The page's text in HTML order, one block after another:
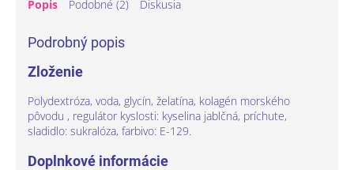
Popis Podobné (2) Diskusia
Podrobný popis
Zloženie
Polydextróza, voda, glycín, želatína, kolagén morského
pôvodu , regulátor kyslosti: kyselina jablčná, príchute,
sladidlo: sukralóza, farbivo: E-129.
Doplnkové informácie